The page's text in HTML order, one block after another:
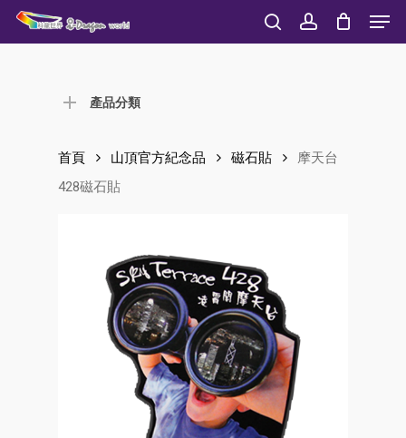
Skip
to
searchaccount
產品分類
首頁 山頂官方紀念品 磁石貼
摩天台
428磁石貼